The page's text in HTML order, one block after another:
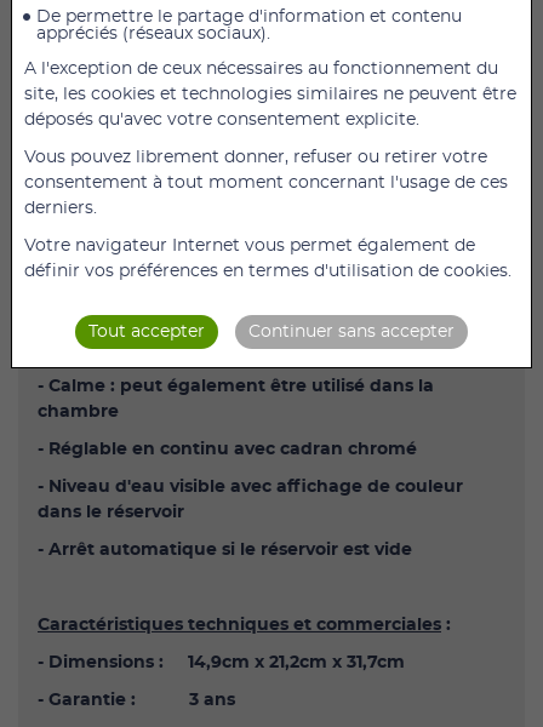
**Délai de livraison : 8 à 15 jours
Description :
- Atomisation ultrasonique micro-fine
- Pour parfumer la pièce
- Convient aux huiles aromatiques
- Réservoir d'eau amovible de 4 l
- Taux d'humidification jusqu'à 300 ml / h
- Deux buses de brumisation à 360 °
- Pour des pièces jusqu'à env. 30 m2
- Calme : peut également être utilisé dans la
chambre
- Réglable en continu avec cadran chromé
- Niveau d'eau visible avec affichage de couleur
dans le réservoir
- Arrêt automatique si le réservoir est vide
Caractéristiques techniques et commerciales :
- Dimensions : 14,9cm x 21,2cm x 31,7cm
- Garantie : 3 ans
De permettre le partage d'information et contenu
appréciés (réseaux sociaux).
A l'exception de ceux nécessaires au fonctionnement du
site, les cookies et technologies similaires ne peuvent être
déposés qu'avec votre consentement explicite.
Vous pouvez librement donner, refuser ou retirer votre
consentement à tout moment concernant l'usage de ces
derniers.
Votre navigateur Internet vous permet également de
définir vos préférences en termes d'utilisation de cookies.
Tout accepter Continuer sans accepter